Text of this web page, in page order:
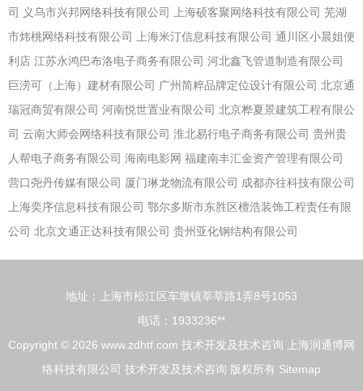
司
义乌市兴邦网络科技有限公司 上海硕客聚网络科技有限公司 芜湖
市炜桃网络科技有限公司
上海米汀信息科技有限公司 通川区小晨姐便
利店 江苏永鸿巴布洛电子商务有限公司 河北鑫飞管道制造有限公司
巨涝可（上海）建材有限公司 广州简粹品牌定位设计有限公司 北京通
瑞冠商贸有限公司 河南悦世置业有限公司 北京桦夏景建筑工程有限公
司 云南大师会网络科技有限公司 淮北易行电子商务有限公司 贵州贵
人帮电子商务有限公司 海南电影网 福建南丰汇金资产管理有限公司
营口尧丹传媒有限公司 厦门琳龙物流有限公司 成都亦往科技有限公司
上海奕序信息科技有限公司 鄂尔多斯市东胜区檀浩装饰工程责任有限
公司 北京文通正达科技有限公司 贵州亚化钢结构有限公司
地址：上海市松江区车墩镇莘莘路1弄8号1053
电话：1933236**
Copyright © 2026 www.zdhtf.com 技术开发及技术咨询
上海润通博网
络科技有限公司 技术开发及技术咨询 版权所有 Sitemap